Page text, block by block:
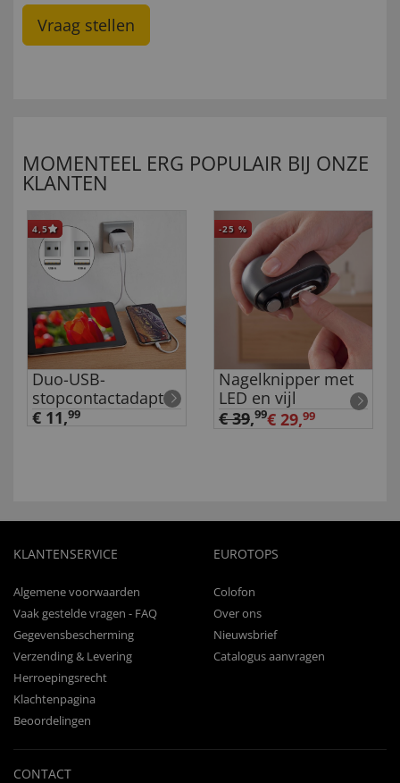
Vraag stellen
MOMENTEEL ERG POPULAIR BIJ ONZE
KLANTEN
4,5
Duo-USB-
stopcontactadapter
€ 11,99
-25 %
Nagelknipper met
LED en vijl
€ 39,99€ 29,99
KLANTENSERVICE
Algemene voorwaarden
Vaak gestelde vragen - FAQ
Gegevensbescherming
Verzending & Levering
Herroepingsrecht
Klachtenpagina
Beoordelingen
EUROTOPS
Colofon
Over ons
Nieuwsbrief
Catalogus aanvragen
CONTACT